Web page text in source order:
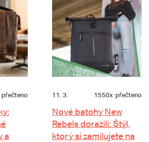
přečteno
a
11. 3. 1550x přečteno
Nové batohy New
Rebels dorazili: Štýl,
ktorý si zamilujete na